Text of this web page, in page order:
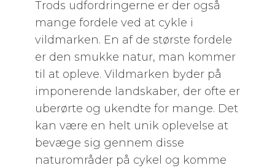
Trods udfordringerne er der også
mange fordele ved at cykle i
vildmarken. En af de største fordele
er den smukke natur, man kommer
til at opleve. Vildmarken byder på
imponerende landskaber, der ofte er
uberørte og ukendte for mange. Det
kan være en helt unik oplevelse at
bevæge sig gennem disse
naturområder på cykel og komme